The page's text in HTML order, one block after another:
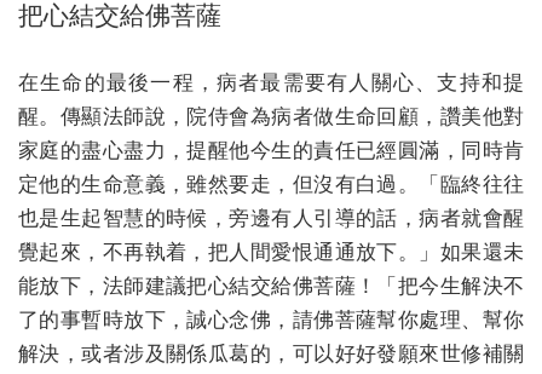
把心結交給佛菩薩
在生命的最後一程，病者最需要有人關心、支持和提
醒。傳顯法師說，院侍會為病者做生命回顧，讚美他對
家庭的盡心盡力，提醒他今生的責任已經圓滿，同時肯
定他的生命意義，雖然要走，但沒有白過。「臨終往往
也是生起智慧的時候，旁邊有人引導的話，病者就會醒
覺起來，不再執着，把人間愛恨通通放下。」如果還未
能放下，法師建議把心結交給佛菩薩！「把今生解決不
了的事暫時放下，誠心念佛，請佛菩薩幫你處理、幫你
解決，或者涉及關係瓜葛的，可以好好發願來世修補關